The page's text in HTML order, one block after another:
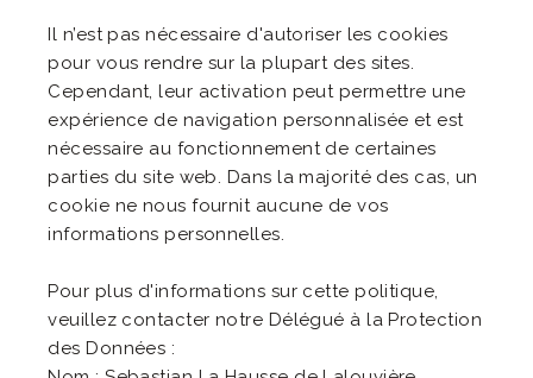
Il n’est pas nécessaire d'autoriser les cookies
pour vous rendre sur la plupart des sites.
Cependant, leur activation peut permettre une
expérience de navigation personnalisée et est
nécessaire au fonctionnement de certaines
parties du site web. Dans la majorité des cas, un
cookie ne nous fournit aucune de vos
informations personnelles.
Pour plus d'informations sur cette politique,
veuillez contacter notre Délégué à la Protection
des Données :